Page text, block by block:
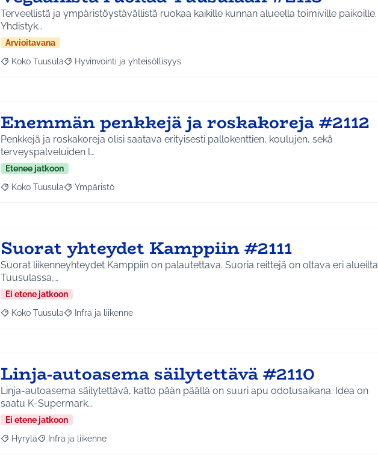
Terveellistä ja ympäristöystävällistä ruokaa kaikille kunnan alueella toimiville paikoille.
Yhdistyk…
Arvioitavana
Rajaa tulokset aihepiirin mukaan: Koko Tuusula
Koko Tuusula Rajaa tulokset teeman mukaan: Hyvinvointi ja yhteisöllisyys
Hyvinvointi ja yhteisöllisyys
Enemmän penkkejä ja roskakoreja #2112
Penkkejä ja roskakoreja olisi saatava erityisesti pallokenttien, koulujen, sekä
terveyspalveluiden l…
Etenee jatkoon
Rajaa tulokset aihepiirin mukaan: Koko Tuusula
Koko Tuusula Rajaa tulokset teeman mukaan: Ympäristö
Ympäristö
Suorat yhteydet Kamppiin #2111
Suorat liikenneyhteydet Kamppiin on palautettava. Suoria reittejä on oltava eri alueilta
Tuusulassa,…
Ei etene jatkoon
Rajaa tulokset aihepiirin mukaan: Koko Tuusula
Koko Tuusula Rajaa tulokset teeman mukaan: Infra ja liikenne
Infra ja liikenne
Linja-autoasema säilytettävä #2110
Linja-autoasema säilytettävä, katto pään päällä on suuri apu odotusaikana. Idea on
saatu K-Supermark…
Ei etene jatkoon
Rajaa tulokset aihepiirin mukaan: Hyrylä
Hyrylä Rajaa tulokset teeman mukaan: Infra ja liikenne
Infra ja liikenne